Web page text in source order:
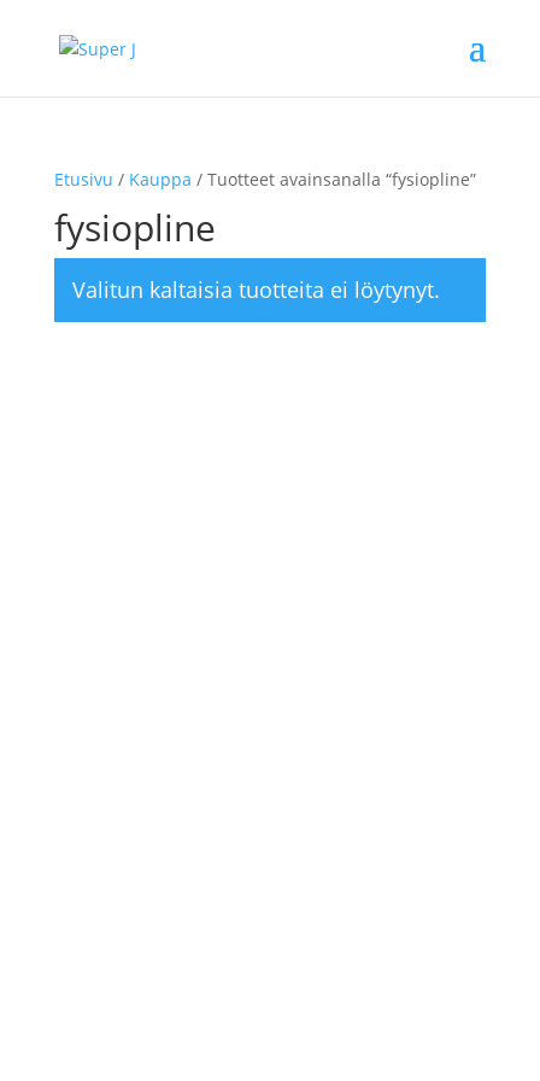
Etusivu / Kauppa / Tuotteet avainsanalla “fysiopline”
fysiopline
Valitun kaltaisia tuotteita ei löytynyt.